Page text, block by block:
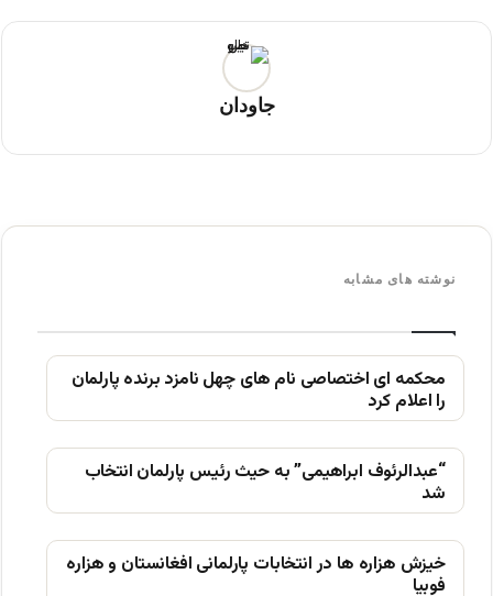
جاودان
نوشته های مشابه
محکمه ای اختصاصی نام های چهل نامزد برنده پارلمان
را اعلام کرد
“عبدالرئوف ابراهیمی” به حیث رئیس پارلمان انتخاب
شد
خیزش ھزاره ھا در انتخابات پارلمانی افغانستان و ھزاره
فوبیا